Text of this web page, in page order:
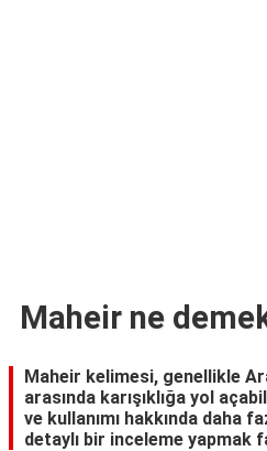
Maheir ne
Maheir kelimesi, genellikle
arasında karışıklığa yol
ve kullanımı hakkında daha
detaylı bir inceleme yapmak